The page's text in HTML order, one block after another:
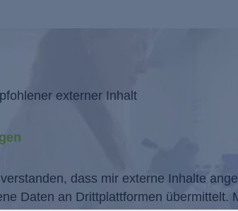
externer Inhalt
dass mir externe Inhalte
Daten an Drittplattformen übermittelt.